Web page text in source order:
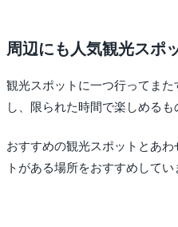
周辺にも人気観光スポ
観光スポットに一つ行ってま
し、限られた時間で楽しめるも
おすすめの観光スポットとあ
トがある場所をおすすめしてい